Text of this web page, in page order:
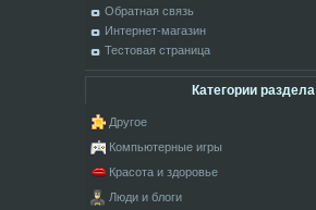
Обратная связь
Интернет-магазин
Тестовая страница
Категории раздела
Другое
Компьютерные игры
Красота и здоровье
Люди и блоги